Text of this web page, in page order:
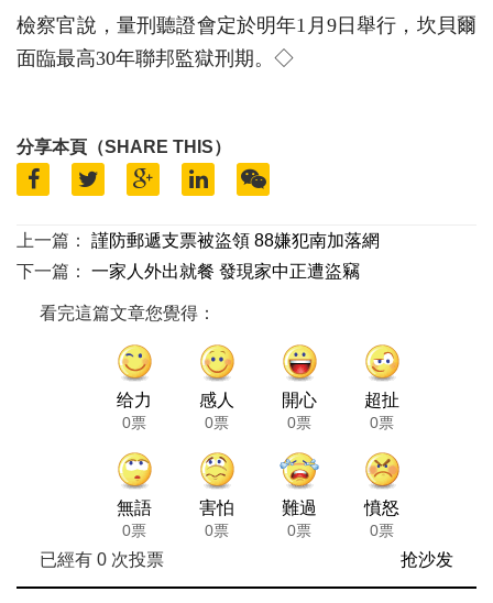
檢察官說，量刑聽證會定於明年1月9日舉行，坎貝爾
面臨最高30年聯邦監獄刑期。◇
分享本頁（SHARE THIS）
上一篇：
謹防郵遞支票被盜領 88嫌犯南加落網
下一篇：
一家人外出就餐 發現家中正遭盜竊
看完這篇文章您覺得：
给力
0票
感人
0票
開心
0票
超扯
0票
無語
0票
害怕
0票
難過
0票
憤怒
0票
已經有 0次投票 抢沙发